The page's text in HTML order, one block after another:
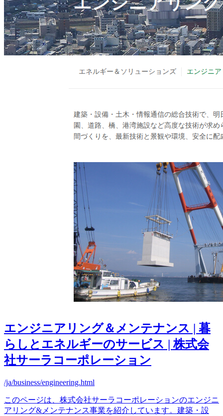
エンジニアリング＆メンテナンス | 暮
らしとエネルギーのサービス | 株式会
社サーラコーポレーション
/ja/business/engineering.html
このページは、株式会社サーラコーポレーションのエンジニ
アリング&メンテナンス事業を紹介しています。建築・設